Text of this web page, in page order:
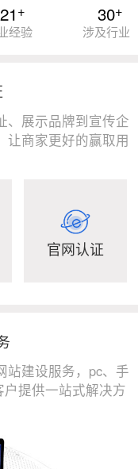
21+
经验
30+
涉及行业
、展示品牌到宣传企
让商家更好的赢取用
官网认证
站建设服务，pc、手
提供一站式解决方